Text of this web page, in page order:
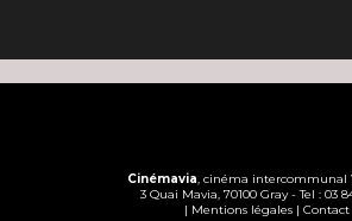
Cinémavia, cinéma intercommunal
3 Quai Mavia, 70100 Gray - Tel : 03
| Mentions légales | Contact